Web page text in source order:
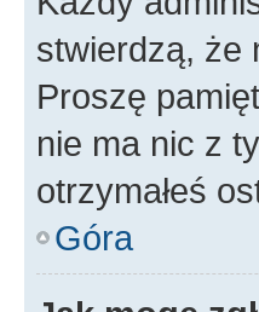
stwierdzą, że
Proszę
nie ma nic z
otrzymałeś
Góra